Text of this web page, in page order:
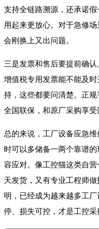
支持全链路溯源，还承诺
用起来更放心。对于急修
会刚换上又出问题。
三是发票和售后要提前确
增值税专用发票能不能及
持，这些都要问清楚。正
全国联保，和原厂采购享受
总的来说，工厂设备应急
时可以多储备一两个靠谱
容应对。像工控猫这类自
天发货，又有专业工程师
明，已经成为越来越多工
停、损失可控，才是工控采